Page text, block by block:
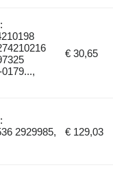
€ 30,65
2929985,
€ 129,03